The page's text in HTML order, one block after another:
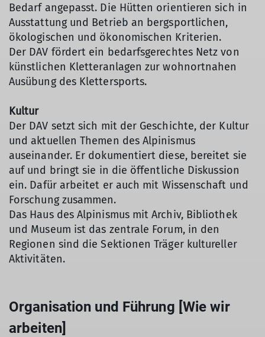
Bedarf angepasst. Die Hütten orientieren sich in
Ausstattung und Betrieb an bergsportlichen,
ökologischen und ökonomischen Kriterien.
Der DAV fördert ein bedarfsgerechtes Netz von
künstlichen Kletteranlagen zur wohnortnahen
Ausübung des Klettersports.
Kultur
Der DAV setzt sich mit der Geschichte, der Kultur
und aktuellen Themen des Alpinismus
auseinander. Er dokumentiert diese, bereitet sie
auf und bringt sie in die öffentliche Diskussion
ein. Dafür arbeitet er auch mit Wissenschaft und
Forschung zusammen.
Das Haus des Alpinismus mit Archiv, Bibliothek
und Museum ist das zentrale Forum, in den
Regionen sind die Sektionen Träger kultureller
Aktivitäten.
Organisation und Führung [Wie wir
arbeiten]